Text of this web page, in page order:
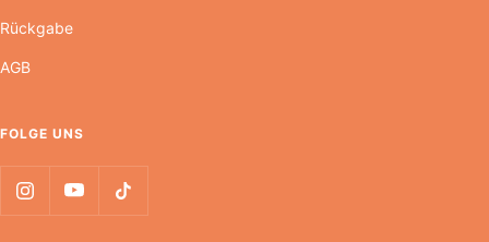
Rückgabe
AGB
FOLGE UNS